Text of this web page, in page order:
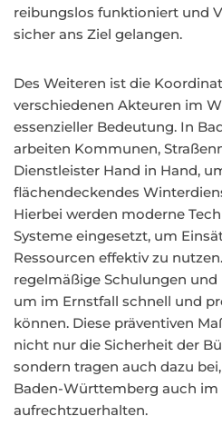
reibungslos funktioniert und
sicher ans Ziel gelangen.
Des Weiteren ist die
verschiedenen Akteuren im
essenzieller Bedeutung. In
arbeiten Kommunen,
Dienstleister Hand in Hand,
flächendeckendes
Hierbei werden moderne
Systeme eingesetzt, um
Ressourcen effektiv zu
regelmäßige Schulungen
um im Ernstfall schnell und
können. Diese präventiven
nicht nur die Sicherheit der
sondern tragen auch dazu
Baden-Württemberg auch
aufrechtzuerhalten.